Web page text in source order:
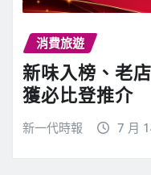
消費旅遊
新味入榜、老
獲必比登推介
新一代時報 7 月